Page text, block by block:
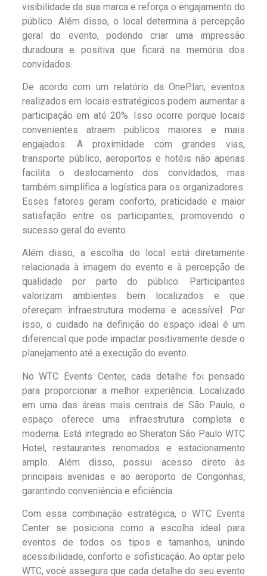
visibilidade da sua marca e reforça o engajamento do
público. Além disso, o local determina a percepção
geral do evento, podendo criar uma impressão
duradoura e positiva que ficará na memória dos
convidados.
De acordo com um relatório da OnePlan, eventos
realizados em locais estratégicos podem aumentar a
participação em até 20%. Isso ocorre porque locais
convenientes atraem públicos maiores e mais
engajados. A proximidade com grandes vias,
transporte público, aeroportos e hotéis não apenas
facilita o deslocamento dos convidados, mas
também simplifica a logística para os organizadores.
Esses fatores geram conforto, praticidade e maior
satisfação entre os participantes, promovendo o
sucesso geral do evento.
Além disso, a escolha do local está diretamente
relacionada à imagem do evento e à percepção de
qualidade por parte do público. Participantes
valorizam ambientes bem localizados e que
ofereçam infraestrutura moderna e acessível. Por
isso, o cuidado na definição do espaço ideal é um
diferencial que pode impactar positivamente desde o
planejamento até a execução do evento.
No WTC Events Center, cada detalhe foi pensado
para proporcionar a melhor experiência. Localizado
em uma das áreas mais centrais de São Paulo, o
espaço oferece uma infraestrutura completa e
moderna. Está integrado ao Sheraton São Paulo WTC
Hotel, restaurantes renomados e estacionamento
amplo. Além disso, possui acesso direto às
principais avenidas e ao aeroporto de Congonhas,
garantindo conveniência e eficiência.
Com essa combinação estratégica, o WTC Events
Center se posiciona como a escolha ideal para
eventos de todos os tipos e tamanhos, unindo
acessibilidade, conforto e sofisticação. Ao optar pelo
WTC, você assegura que cada detalhe do seu evento